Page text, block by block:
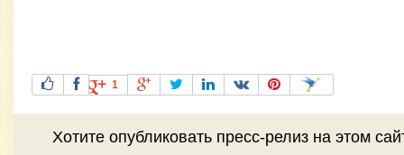
1
Хотите опубликовать пресс-релизна этом